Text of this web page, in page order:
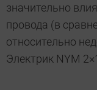
значительно
провода (в
относительно
Электрик NYM